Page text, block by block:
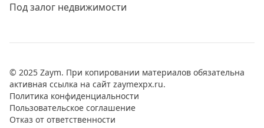
Под залог недвижимости
© 2025 Zaym. При копировании материалов обязательна
активная ссылка на сайт zaymexpx.ru.
Политика конфиденциальности
Пользовательское соглашение
Отказ от ответственности